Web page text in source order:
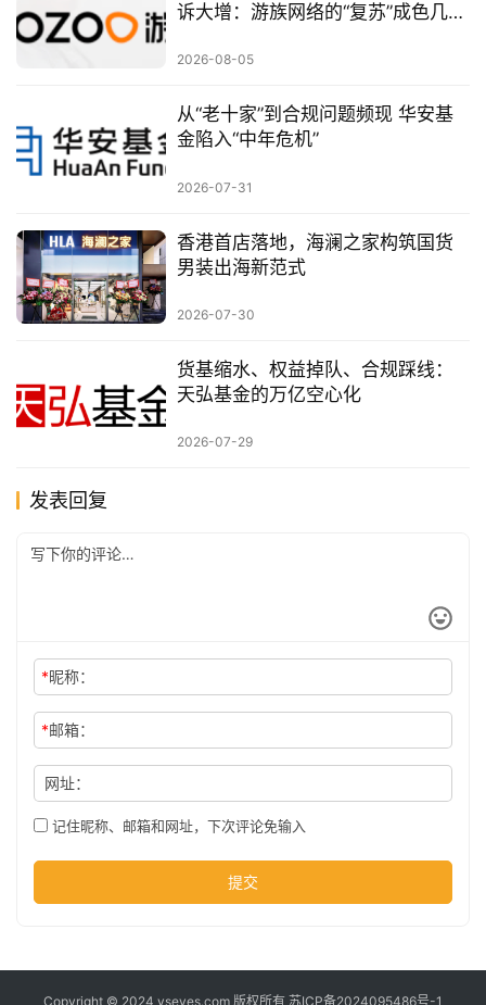
诉大增：游族网络的“复苏”成色几
2026-08-05
从“老十家”到合规问题频现 华安基
金陷入“中年危机”
2026-07-31
香港首店落地，海澜之家构筑国货
男装出海新范式
2026-07-30
货基缩水、权益掉队、合规踩线：
天弘基金的万亿空心化
2026-07-29
发表回复
*昵称：
*邮箱：
网址：
记住昵称、邮箱和网址，下次评论免输入
提交
Copyright © 2024 yseyes.com 版权所有 苏ICP备2024095486号-1